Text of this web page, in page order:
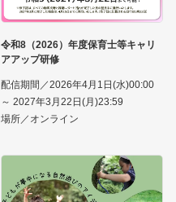
令和8（2026）年度保育士等キャリ
アアップ研修
配信期間／2026年4月1日(水)00:00
～ 2027年3月22日(月)23:59
場所／オンライン